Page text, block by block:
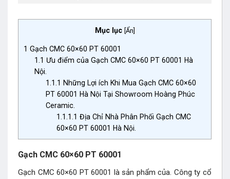
Mục lục Ẩn
1 Gạch CMC 60×60 PT 60001
1.1 Ưu điểm của Gạch CMC 60×60 PT 60001 Hà
Nội.
1.1.1 Những Lợi ích Khi Mua Gạch CMC 60×60
PT 60001 Hà Nội Tại Showroom Hoàng Phúc
Ceramic.
1.1.1.1 Địa Chỉ Nhà Phân Phối Gạch CMC
60×60 PT 60001 Hà Nội.
Gạch CMC 60×60 PT 60001
Gạch CMC 60×60 PT 60001 là sản phẩm của. Công ty cổ